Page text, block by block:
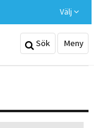
Välj
Sök Meny